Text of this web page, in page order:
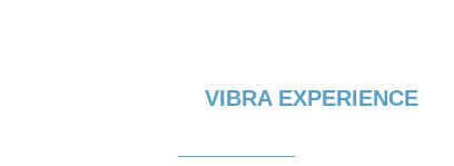
VIBRA EXPERIENCE